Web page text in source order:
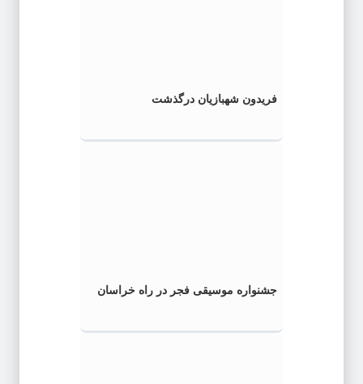
فریدون شهبازیان درگذشت
جشنواره موسیقی فجر در راه خراسان